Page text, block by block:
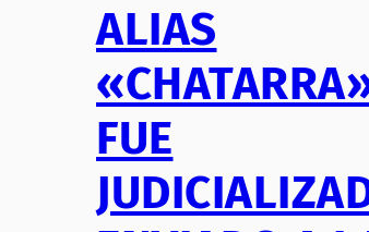
ALIAS
FUE